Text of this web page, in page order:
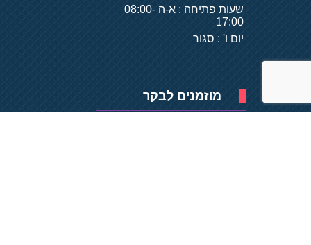
שעות פתיחה : א-ה 08:00-
17:00
יום ו' : סגור
מוזמנים לבקר